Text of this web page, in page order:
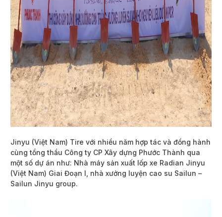
Jinyu (Việt Nam) Tire với nhiều năm hợp tác và đồng hành
cùng tổng thầu Công ty CP Xây dựng Phước Thành qua
một số dự án như: Nhà máy sản xuất lốp xe Radian Jinyu
(Việt Nam) Giai Đoạn I, nhà xưởng luyện cao su Sailun –
Sailun Jinyu group.